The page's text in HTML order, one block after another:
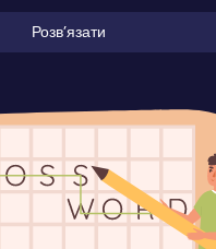
Розвʼязати